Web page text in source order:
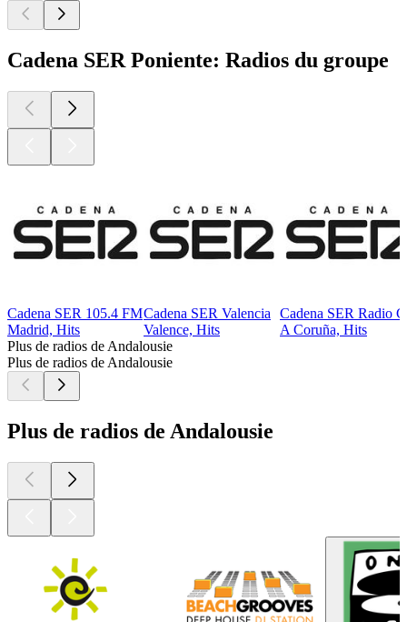
Cadena SER Poniente: Radios du groupe
Cadena SER 105.4 FM
Madrid, Hits
Cadena SER Valencia
Valence, Hits
Cadena SER Radio
A Coruña, Hits
Plus de radios de Andalousie
Plus de radios de Andalousie
Plus de radios de Andalousie